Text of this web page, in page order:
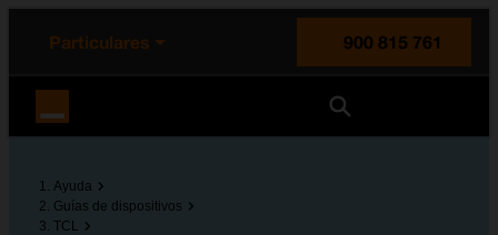
principal
la página
Particulares
900 815 761
Ayuda
Guías de dispositivos
TCL